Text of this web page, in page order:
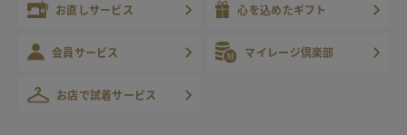
お直しサービス 心を込めたギフト
会員サービス マイレージ倶楽部
お店で試着サービス